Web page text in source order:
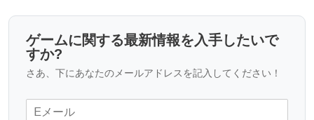
ゲームに関する最新情報を入手したいで
すか?
さあ、下にあなたのメールアドレスを記入してください！